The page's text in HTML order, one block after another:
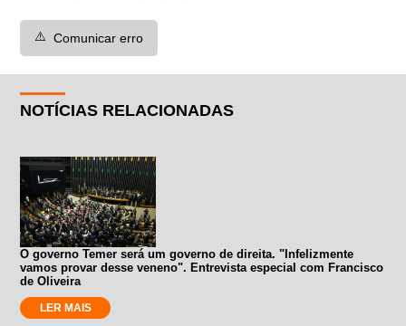
⚠️ Comunicar erro
NOTÍCIAS RELACIONADAS
O governo Temer será um governo de direita. "Infelizmente
vamos provar desse veneno". Entrevista especial com Francisco
de Oliveira
LER MAIS